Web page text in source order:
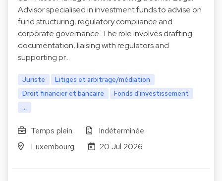
Advisor specialised in investment funds to advise on
fund structuring, regulatory compliance and
corporate governance. The role involves drafting
documentation, liaising with regulators and
supporting pr…
Juriste
Litiges et arbitrage/médiation
Droit financier et bancaire
Fonds d'investissement
...
Temps plein
Indéterminée
Luxembourg
20 Jul 2026